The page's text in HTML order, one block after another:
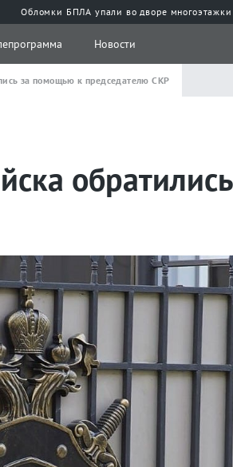
Обломки БПЛА упали во дворе многоэтажки
Новости
за помощью к председателю СКР